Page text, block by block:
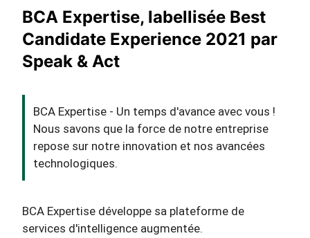
BCA Expertise, labellisée Best
Candidate Experience 2021 par
Speak & Act
BCA Expertise - Un temps d'avance avec vous !
Nous savons que la force de notre entreprise
repose sur notre innovation et nos avancées
technologiques.
BCA Expertise développe sa plateforme de
services d'intelligence augmentée.